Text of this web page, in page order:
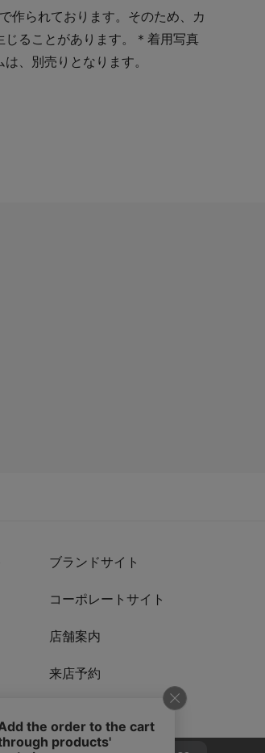
作られております。そのため、カ
ることがあります。＊着用写真
、別売りとなります。
ブランドサイト
コーポレートサイト
店舗案内
来店予約
お問い合わせ